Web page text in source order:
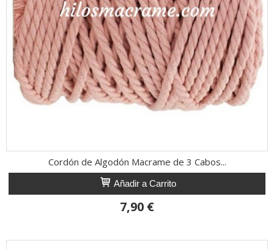
Cordón de Algodón Macrame de 3 Cabos...
Añadir a Carrito
7,90 €